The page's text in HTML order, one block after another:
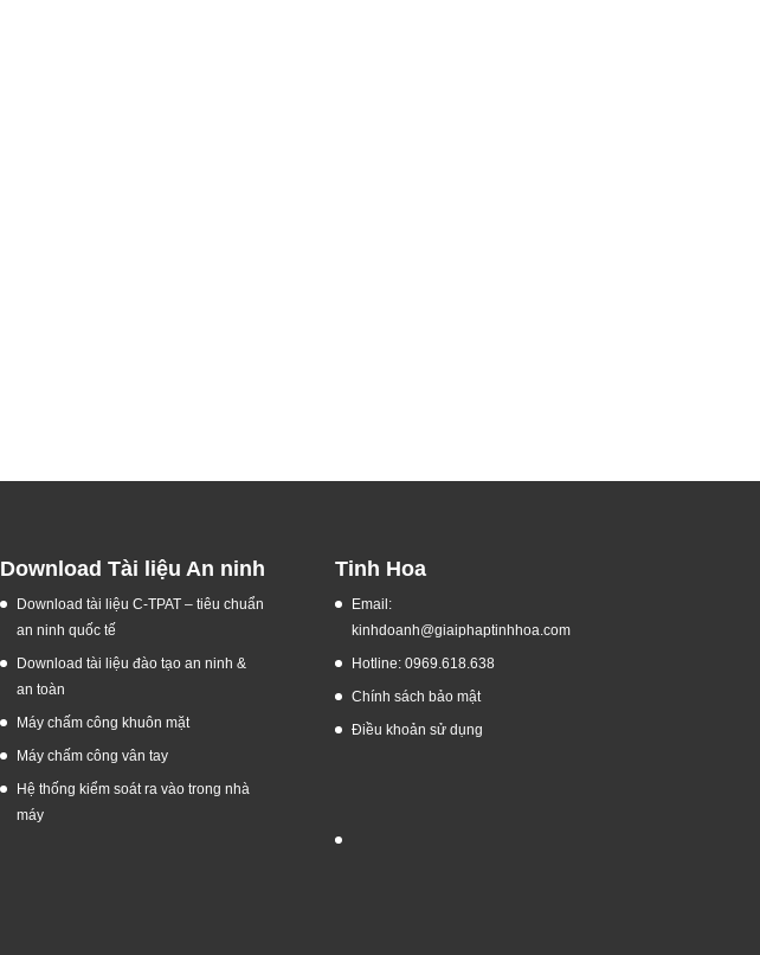
Download Tài liệu An ninh
Download tài liệu C-TPAT – tiêu chuẩn
an ninh quốc tế
Download tài liệu đào tạo an ninh &
an toàn
Máy chấm công khuôn mặt
Máy chấm công vân tay
Hệ thống kiểm soát ra vào trong nhà
máy
Tinh Hoa
Email:
kinhdoanh@giaiphaptinhhoa.com
Hotline: 0969.618.638
Chính sách bảo mật
Điều khoản sử dụng